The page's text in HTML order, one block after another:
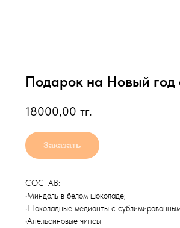
Подарок на Новый год
18000,00 тг.
Заказать
СОСТАВ:
•Миндаль в белом шоколаде;
•Шоколадные медианты с
•Апельсиновые чипсы